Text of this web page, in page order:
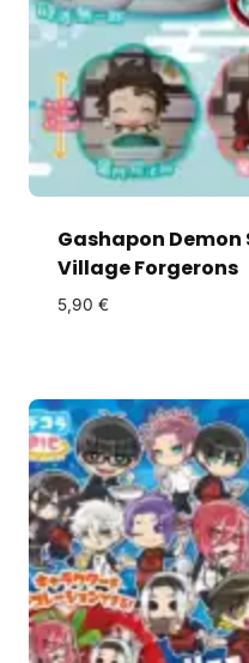
Gashapon Demon
Village Forgerons
5,90 €